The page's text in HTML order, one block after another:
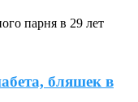
парня в 29 лет
бляшек в